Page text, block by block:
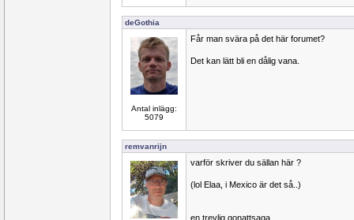
deGothia
Antal inlägg:
5079
Får man svära på det här forumet?
Det kan lätt bli en dålig vana.
remvanrijn
varför skriver du sällan här ?
(lol Elaa, i Mexico är det så..)
en trevlig gonattsaga